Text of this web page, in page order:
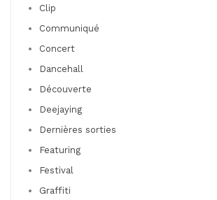
Clip
Communiqué
Concert
Dancehall
Découverte
Deejaying
Dernières sorties
Featuring
Festival
Graffiti